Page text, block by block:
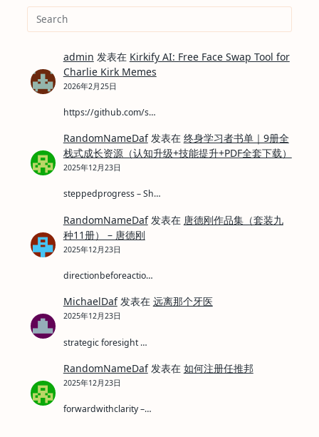
Search
admin 发表在 Kirkify AI: Free Face Swap Tool for
Charlie Kirk Memes
2026年2月25日
https://github.com/s…
RandomNameDaf发表在 终身学习者书单｜9册全
栈式成长资源（认知升级+技能提升+PDF全套下载）
2025年12月23日
steppedprogress – Sh…
RandomNameDaf发表在 唐德刚作品集（套装九
种11册） – 唐德刚
2025年12月23日
directionbeforeactio…
MichaelDaf发表在 远离那个牙医
2025年12月23日
strategic foresight …
RandomNameDaf发表在 如何注册任推邦
2025年12月23日
forwardwithclarity –…